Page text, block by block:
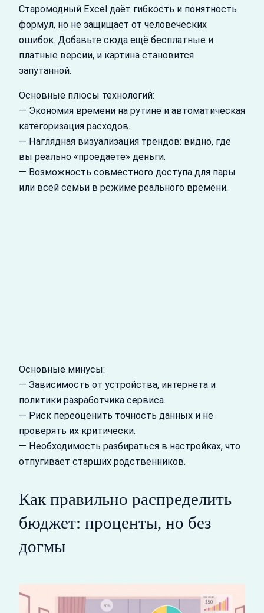
Старомодный Excel даёт гибкость и понятность
формул, но не защищает от человеческих
ошибок. Добавьте сюда ещё бесплатные и
платные версии, и картина становится
запутанной.
Основные плюсы технологий:
— Экономия времени на рутине и автоматическая
категоризация расходов.
— Наглядная визуализация трендов: видно, где
вы реально «проедаете» деньги.
— Возможность совместного доступа для пары
или всей семьи в режиме реального времени.
Основные минусы:
— Зависимость от устройства, интернета и
политики разработчика сервиса.
— Риск переоценить точность данных и не
проверять их критически.
— Необходимость разбираться в настройках, что
отпугивает старших родственников.
Как правильно распределить
бюджет: проценты, но без
догмы